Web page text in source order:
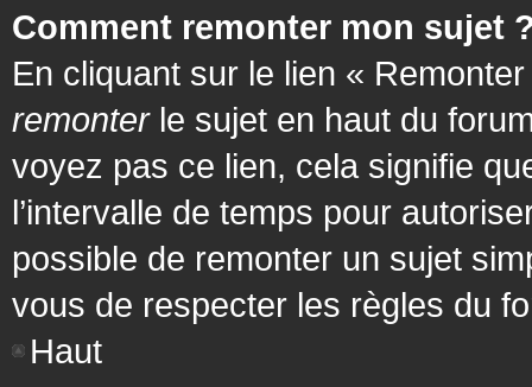
Comment remonter mon sujet
En cliquant sur le lien «
remonterle sujet en haut du
voyez pas ce lien, cela signifie
l’intervalle de temps pour
possible de remonter un sujet
vous de respecter les règles du
Haut